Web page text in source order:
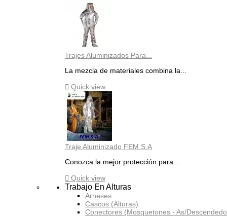
Trajes Aluminizados Para...
La mezcla de materiales combina la...
 Quick view
Traje Aluminizado FEM S.A
Conozca la mejor protección para...
 Quick view
Trabajo En Alturas
Arneses
Cascos (Alturas)
Conectores (Mosquetones - As/